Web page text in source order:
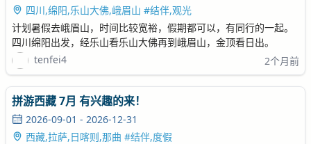
四川,绵阳,乐山大佛,峨眉山 #结伴,观光
计划暑假去峨眉山，时间比较宽裕，假期都可以，有同行的一起。
四川绵阳出发，经乐山看乐山大佛再到峨眉山，金顶看日出。
tenfei4
2个月前
拼游西藏 7月 有兴趣的来！
2026-09-01 - 2026-12-31
西藏,拉萨,日喀则,那曲 #结伴,度假